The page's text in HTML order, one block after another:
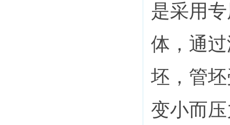
是采用
体，通
坯，管
变小而